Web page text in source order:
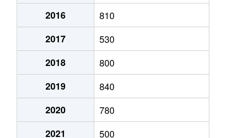
箱の浦
5,500万円 箱作
570万円 鳥取ノ荘
緑ヶ丘
1,100万円 和泉鳥取
南山中
40万円 箱作
2016
810
2017
530
2018
800
2019
840
2020
780
2021
500